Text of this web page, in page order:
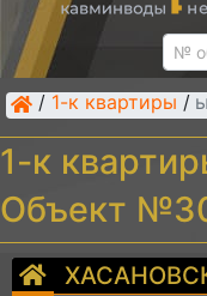
/ 1-к квартиры /
1-к
Объект